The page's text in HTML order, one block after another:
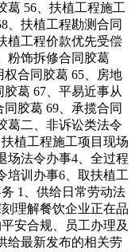
葛 56、扶植工程施工
、扶植工程勘测合同
植工程价款优先受偿
粉饰拆修合同胶葛
合同胶葛 65、房地
葛 67、平易近事从
胶葛 69、承揽合同
葛二、非诉讼类法令
植工程施工项目现场
场法令办事4、全过程
培训办事6、取扶植工
1、供给日常劳动法
理解餐饮企业正在品
安合规、员工办理及
给最新发布的相关劳